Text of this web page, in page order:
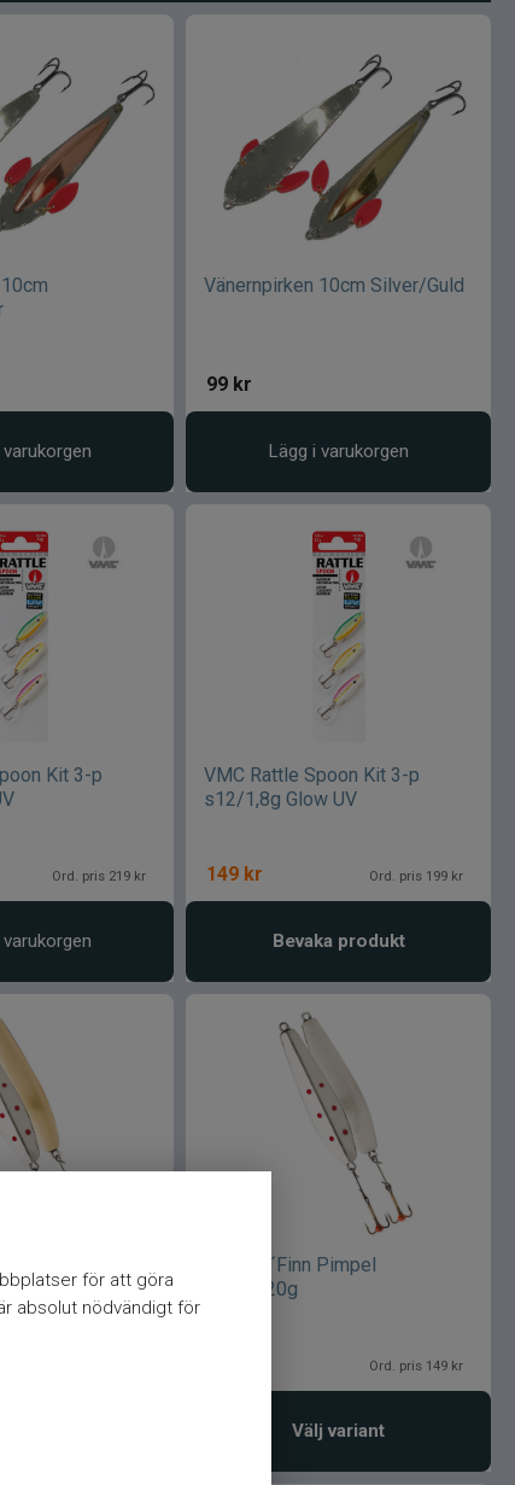
för att göra
absolut nödvändigt för
Vänernpirken 10cm Silver/Guld
99 kr
Lägg i varukorgen
Kit 3-p
Ord. pris 219 kr
VMC Rattle Spoon Kit 3-p
s12/1,8g Glow UV
149 kr Ord. pris 199 kr
Bevaka produkt
Silver
VMC Lil´Finn Pimpel
70mm/20g
Ord. pris 149 kr
Välj variant